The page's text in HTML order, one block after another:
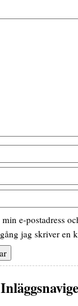
e-postadress
jag skriver en